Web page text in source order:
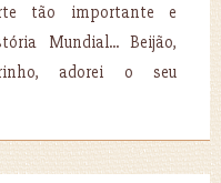
tão importante e
Mundial... Beijão,
adorei o seu